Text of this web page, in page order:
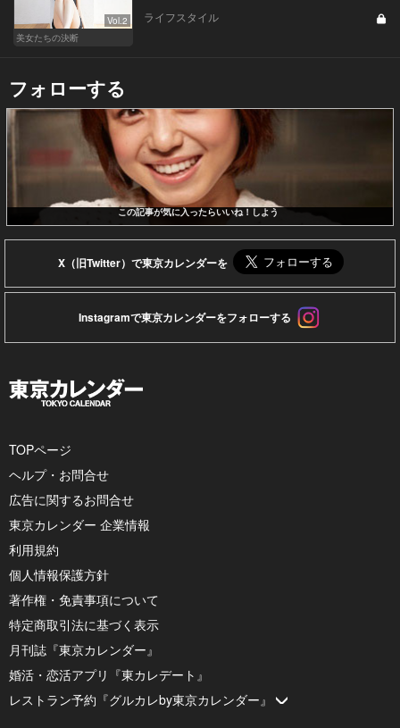
Vol.2
美女たちの決断
ライフスタイル
フォローする
この記事が気に入ったらいいね！しよう
X（旧Twitter）で東京カレンダーを
Instagramで東京カレンダーをフォローする
TOPページ
ヘルプ・お問合せ
広告に関するお問合せ
東京カレンダー 企業情報
利用規約
個人情報保護方針
著作権・免責事項について
特定商取引法に基づく表示
月刊誌『東京カレンダー』
婚活・恋活アプリ『東カレデート』
レストラン予約『グルカレby東京カレンダー』